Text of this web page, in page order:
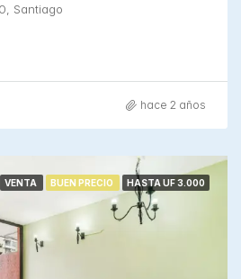
Santiago
hace 2 años
VENTA BUEN PRECIO HASTA UF 3.000